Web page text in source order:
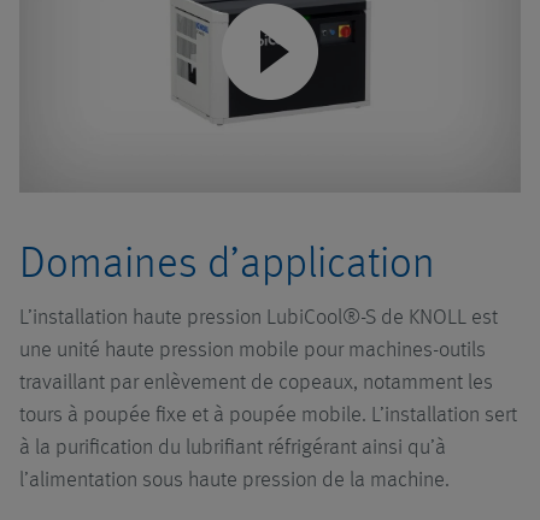
Convoyeurs
Installations à
haute pression
Systèmes de
Systèmes avec
pompage
Systèmes à
technique
d'aspiration
Aperçu
Click.it
transport sans
Pompes
Aperçu
broches
Accessoires
Filtre à pot
Domaines d’application
L’installation haute pression LubiCool®-S de KNOLL est
une unité haute pression mobile pour machines-outils
travaillant par enlèvement de copeaux, notamment les
tours à poupée fixe et à poupée mobile. L’installation sert
à la purification du lubrifiant réfrigérant ainsi qu’à
l’alimentation sous haute pression de la machine.